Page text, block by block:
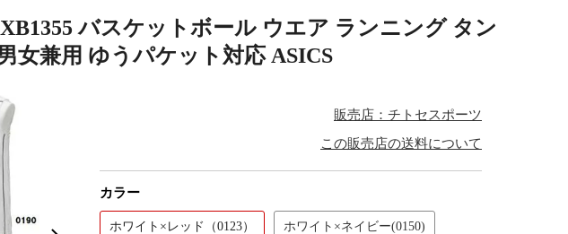
バスケットボール ウエア ランニング タン
女兼用 ゆうパケット対応 ASICS
販売店：チトセスポーツ
この販売店の送料について
カラー
ホワイト×レッド（0123） ホワイト×ネイビー(0150)